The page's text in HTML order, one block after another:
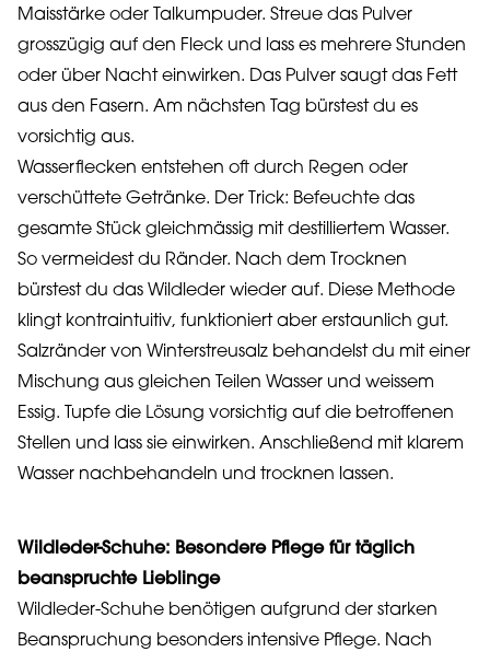
Maisstärke oder Talkumpuder. Streue das Pulver
grosszügig auf den Fleck und lass es mehrere Stunden
oder über Nacht einwirken. Das Pulver saugt das Fett
aus den Fasern. Am nächsten Tag bürstest du es
vorsichtig aus.
Wasserflecken entstehen oft durch Regen oder
verschüttete Getränke. Der Trick: Befeuchte das
gesamte Stück gleichmässig mit destilliertem Wasser.
So vermeidest du Ränder. Nach dem Trocknen
bürstest du das Wildleder wieder auf. Diese Methode
klingt kontraintuitiv, funktioniert aber erstaunlich gut.
Salzränder von Winterstreusalz behandelst du mit einer
Mischung aus gleichen Teilen Wasser und weissem
Essig. Tupfe die Lösung vorsichtig auf die betroffenen
Stellen und lass sie einwirken. Anschließend mit klarem
Wasser nachbehandeln und trocknen lassen.
Wildleder-Schuhe: Besondere Pflege für täglich
beanspruchte Lieblinge
Wildleder-Schuhe benötigen aufgrund der starken
Beanspruchung besonders intensive Pflege. Nach